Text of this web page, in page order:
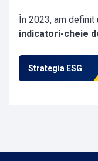
În 2023, am definit
indicatori-cheie
Strategia ESG